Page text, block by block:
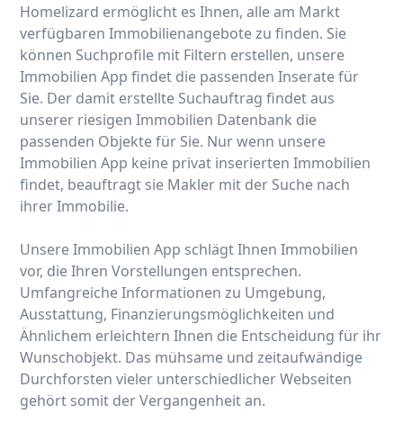
Homelizard ermöglicht es Ihnen, alle am Markt
verfügbaren Immobilienangebote zu finden. Sie
können Suchprofile mit Filtern erstellen, unsere
Immobilien App findet die passenden Inserate für
Sie. Der damit erstellte Suchauftrag findet aus
unserer riesigen Immobilien Datenbank die
passenden Objekte für Sie. Nur wenn unsere
Immobilien App keine privat inserierten Immobilien
findet, beauftragt sie Makler mit der Suche nach
ihrer Immobilie.
Unsere Immobilien App schlägt Ihnen Immobilien
vor, die Ihren Vorstellungen entsprechen.
Umfangreiche Informationen zu Umgebung,
Ausstattung, Finanzierungsmöglichkeiten und
Ähnlichem erleichtern Ihnen die Entscheidung für ihr
Wunschobjekt. Das mühsame und zeitaufwändige
Durchforsten vieler unterschiedlicher Webseiten
gehört somit der Vergangenheit an.